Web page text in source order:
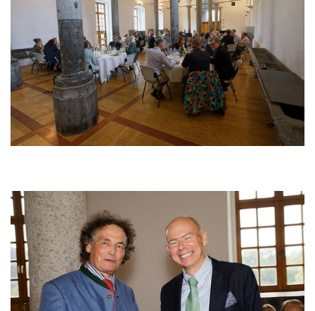
Afbeelding